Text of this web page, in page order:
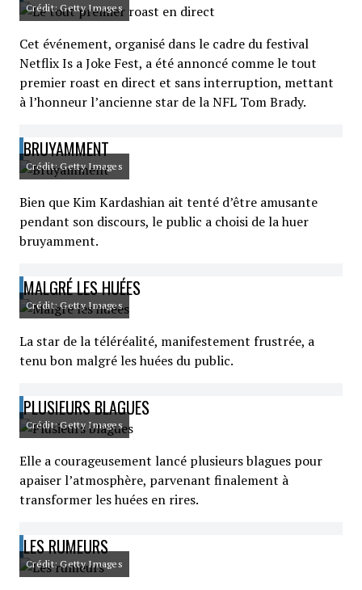
Crédit: Getty Images
Cet événement, organisé dans le cadre du festival
Netflix Is a Joke Fest, a été annoncé comme le tout
premier roast en direct et sans interruption, mettant
à l’honneur l’ancienne star de la NFL Tom Brady.
BRUYAMMENT
Crédit: Getty Images
Bien que Kim Kardashian ait tenté d’être amusante
pendant son discours, le public a choisi de la huer
bruyamment.
MALGRÉ LES HUÉES
Crédit: Getty Images
La star de la téléréalité, manifestement frustrée, a
tenu bon malgré les huées du public.
PLUSIEURS BLAGUES
Crédit: Getty Images
Elle a courageusement lancé plusieurs blagues pour
apaiser l’atmosphère, parvenant finalement à
transformer les huées en rires.
LES RUMEURS
Crédit: Getty Images